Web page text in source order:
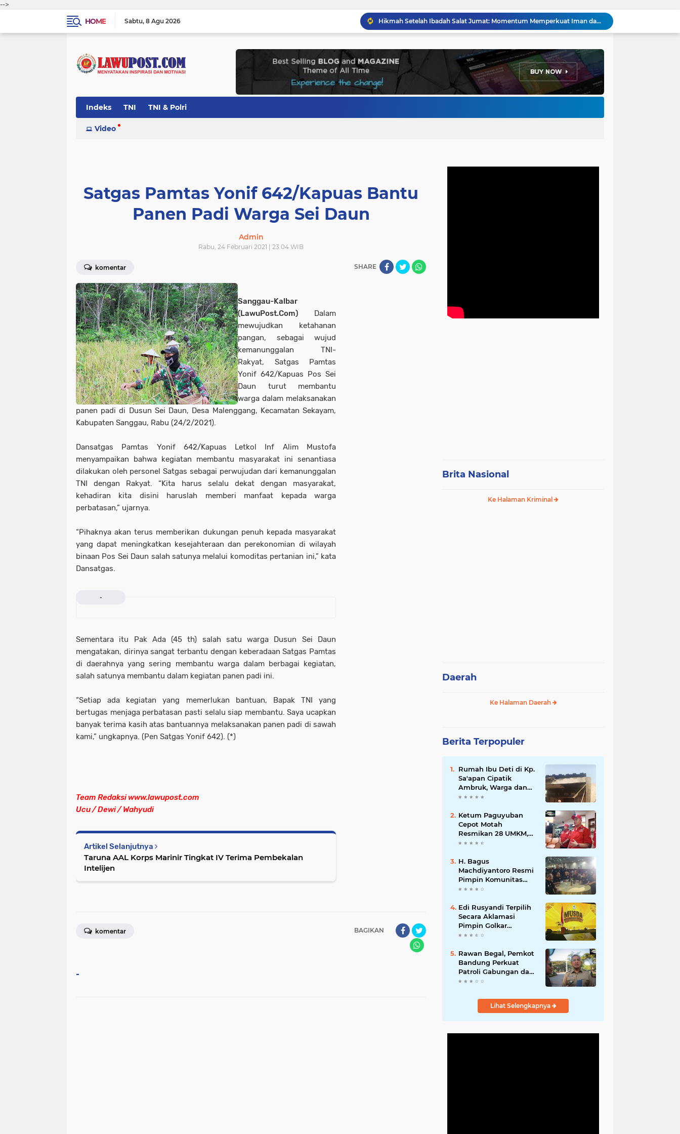
-->
HOME
Sabtu 8 Agu 2026 Hikmah Setelah Ibadah Salat Jumat: Momentum Memperkuat Iman dan Kepedulian Sosial
Penataan Kabel Udara FO di Cimahi Capai 15 KM, Target Kota Bebas Kabel Semrawut
Menakar Udara dan Tanah di Kaki Manglayang: Minimnya Tutupan Pohon di Blok Padaemut-Cigupakan Tingkatkan Risiko Klimatologi dan Ekologi
Pemkot Bandung Gandeng Big Bad Wolf Hadirkan Festival Literasi Pages and Plates
H. Bagus Machdiyantoro Resmi Pimpin Komunitas BBC Periode 2026–2031, Siap Perkuat Solidaritas dan Hadirkan Program Nyata untuk Masyarakat
Ketum Paguyuban Cepot Motah Resmikan 28 UMKM, Siap Gelar Festival Budaya dan UMKM di Jalan Braga
Indeks TNI TNI & Polri
Video
Satgas Pamtas Yonif 642/Kapuas Bantu
Panen Padi Warga Sei Daun
Admin
Rabu, 24 Februari 2021 | 23.04 WIB
komentar SHARE
Sanggau-Kalbar
(LawuPost.Com) Dalam
mewujudkan ketahanan
pangan, sebagai wujud
kemanunggalan TNI-
Rakyat, Satgas Pamtas
Yonif 642/Kapuas Pos Sei
Daun turut membantu
warga dalam melaksanakan
panen padi di Dusun Sei Daun, Desa Malenggang, Kecamatan Sekayam,
Kabupaten Sanggau, Rabu (24/2/2021).
Dansatgas Pamtas Yonif 642/Kapuas Letkol Inf Alim Mustofa
menyampaikan bahwa kegiatan membantu masyarakat ini senantiasa
dilakukan oleh personel Satgas sebagai perwujudan dari kemanunggalan
TNI dengan Rakyat. “Kita harus selalu dekat dengan masyarakat,
kehadiran kita disini haruslah memberi manfaat kepada warga
perbatasan,” ujarnya.
“Pihaknya akan terus memberikan dukungan penuh kepada masyarakat
yang dapat meningkatkan kesejahteraan dan perekonomian di wilayah
binaan Pos Sei Daun salah satunya melalui komoditas pertanian ini,” kata
Dansatgas.
-
Sementara itu Pak Ada (45 th) salah satu warga Dusun Sei Daun
mengatakan, dirinya sangat terbantu dengan keberadaan Satgas Pamtas
di daerahnya yang sering membantu warga dalam berbagai kegiatan,
salah satunya membantu dalam kegiatan panen padi ini.
“Setiap ada kegiatan yang memerlukan bantuan, Bapak TNI yang
bertugas menjaga perbatasan pasti selalu siap membantu. Saya ucapkan
banyak terima kasih atas bantuannya melaksanakan panen padi di sawah
kami,” ungkapnya. (Pen Satgas Yonif 642). (*)
Team Redaksi www.lawupost.com
Ucu / Dewi / Wahyudi
Artikel Selanjutnya
Taruna AAL Korps Marinir Tingkat IV Terima Pembekalan
Intelijen
BAGIKAN
komentar
-
Brita Nasional
Ke Halaman Kriminal
Daerah
Ke Halaman Daerah
Berita Terpopuler
Rumah Ibu Deti di Kp.
Sa'apan Cipatik
Ambruk, Warga dan
Pemdes Sigap Bantu
Ketum Paguyuban
Cepot Motah
Resmikan 28 UMKM,
Siap Gelar Festival
Jalan Braga
H. Bagus
Machdiyantoro Resmi
Pimpin Komunitas
BBC Periode 2026–
Solidaritas dan
Hadirkan Program
Nyata untuk
Masyarakat
Edi Rusyandi Terpilih
Secara Aklamasi
Pimpin Golkar
Bandung Barat,
Kepemimpinan
Harmonis "Turun
Ranjang"
Rawan Begal, Pemkot
Bandung Perkuat
Patroli Gabungan dan
Pengawasan Digital
Lihat Selengkapnya